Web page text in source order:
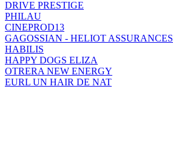
DRIVE PRESTIGE
PHILAU
CINEPROD13
GAGOSSIAN - HELIOT ASSURANCES
HABILIS
HAPPY DOGS ELIZA
OTRERA NEW ENERGY
EURL UN HAIR DE NAT